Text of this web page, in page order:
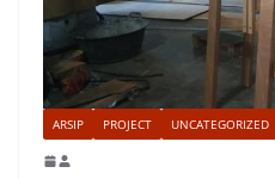
ARSIP PROJECT UNCATEGORIZED